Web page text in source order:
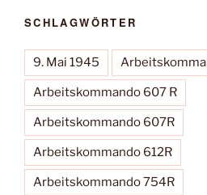
SCHLAGWÖRTER
9. Mai 1945
Arbeitskommando 607 R
Arbeitskommando 607R
Arbeitskommando 612R
Arbeitskommando 754R